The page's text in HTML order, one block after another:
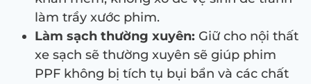
làm trầy xước phim.
Làm sạch thường xuyên: Giữ cho nội thất
xe sạch sẽ thường xuyên sẽ giúp phim
PPF không bị tích tụ bụi bẩn và các chất